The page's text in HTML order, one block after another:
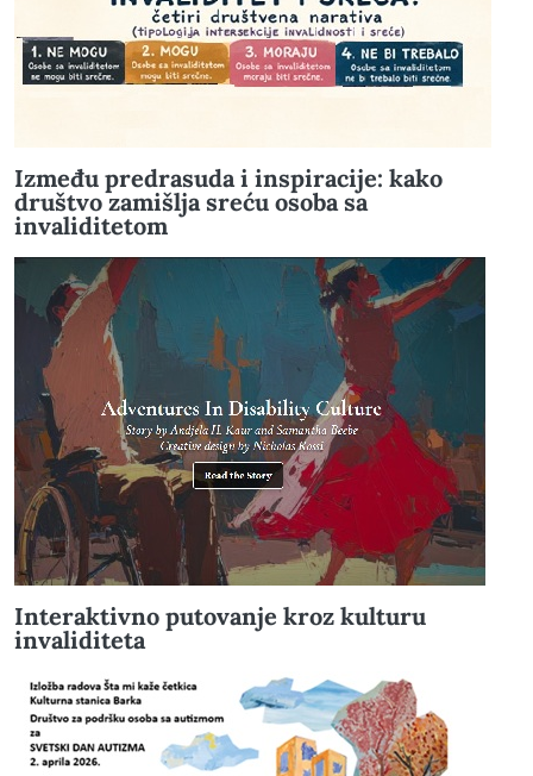
Između predrasuda i inspiracije: kako
društvo zamišlja sreću osoba sa
invaliditetom
Interaktivno putovanje kroz kulturu
invaliditeta